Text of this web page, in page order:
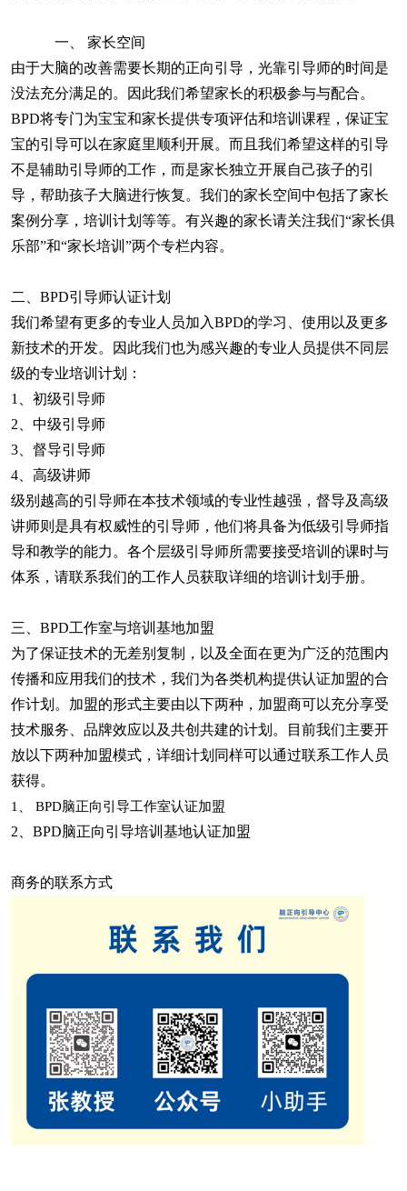
一、 家长空间
由于大脑的改善需要长期的正向引导，光靠引导师的时间是
没法充分满足的。因此我们希望家长的积极参与与配合。
BPD将专门为宝宝和家长提供专项评估和培训课程，保证宝
宝的引导可以在家庭里顺利开展。而且我们希望这样的引导
不是辅助引导师的工作，而是家长独立开展自己孩子的引
导，帮助孩子大脑进行恢复。我们的家长空间中包括了家长
案例分享，培训计划等等。有兴趣的家长请关注我们“家长俱
乐部”和“家长培训”两个专栏内容。
二、 BPD引导师认证计划
我们希望有更多的专业人员加入BPD的学习、使用以及更多
新技术的开发。因此我们也为感兴趣的专业人员提供不同层
级的专业培训计划：
1、初级引导师
2、中级引导师
3、督导引导师
4、高级讲师
级别越高的引导师在本技术领域的专业性越强，督导及高级
讲师则是具有权威性的引导师，他们将具备为低级引导师指
导和教学的能力。各个层级引导师所需要接受培训的课时与
体系，请联系我们的工作人员获取详细的培训计划手册。
三、 BPD工作室与培训基地加盟
为了保证技术的无差别复制，以及全面在更为广泛的范围内
传播和应用我们的技术，我们为各类机构提供认证加盟的合
作计划。加盟的形式主要由以下两种，加盟商可以充分享受
技术服务、品牌效应以及共创共建的计划。目前我们主要开
放以下两种加盟模式，详细计划同样可以通过联系工作人员
获得。
1、 BPD脑正向引导工作室认证加盟
2、BPD脑正向引导培训基地认证加盟
商务的联系方式